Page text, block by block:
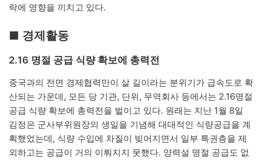
락에 영향을 끼치고 있다.
■ 경제활동
2․16 명절 공급 식량 확보에 총력전
중국과의 전면 경제협력만이 살 길이라는 분위기가 급속도로 확
산되는 가운데, 모든 당 기관, 단위, 무역회사 등에서는 2.16명절
공급 식량 확보에 총력전을 벌이고 있다. 원래는 지난 1월 8일
김정은 군사부위원장의 생일을 기념해 대대적인 식량공급을 계
획했었는데, 식량 수입에 차질이 빚어지면서 일부 특권층을 제
외하고는 공급이 거의 이뤄지지 못했다. 양력설 명절 공급도 없